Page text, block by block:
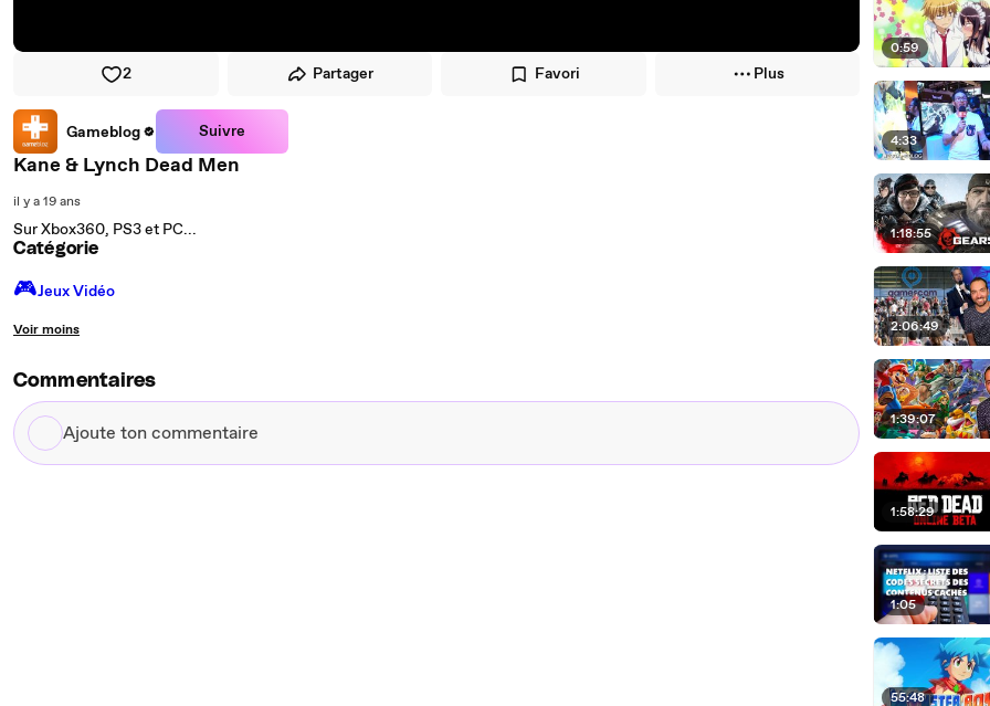
2 Partager Favori Plus
Gameblog Suivre
Kane & Lynch Dead Men
il y a 19 ans
Sur Xbox360, PS3 et PC...
Catégorie
🎮️Jeux Vidéo
Voir moins
Commentaires
Ajoute
ton
0:59
4:33
1:18:55
2:06:49
1:39:07
1:58:29
1:05
55:48